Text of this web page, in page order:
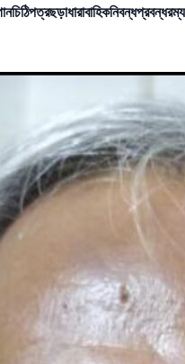
চিঠিপত্রছড়াধারাবাহিকনিবন্ধপ্রবন্ধ